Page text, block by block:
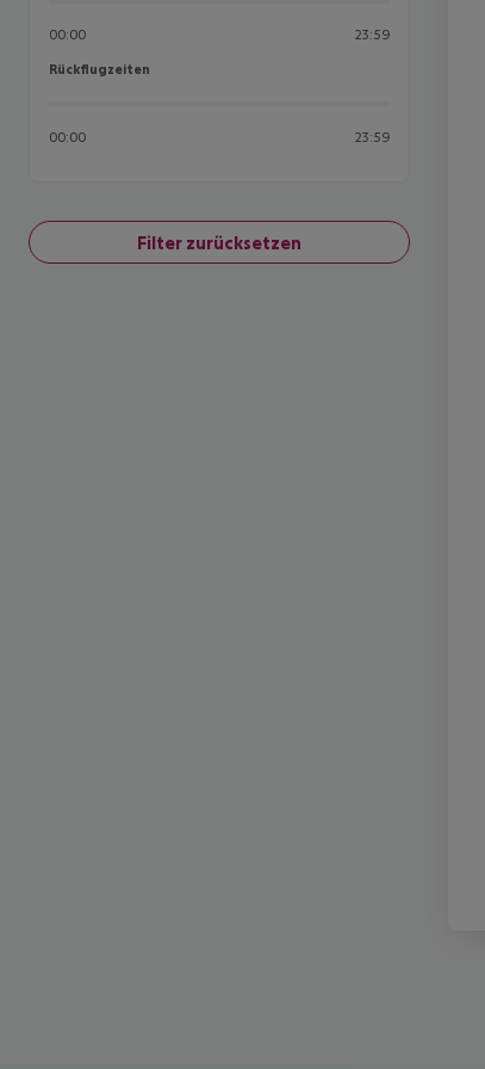
00:00 23:59
Rückflugzeiten
Rückflugzeiten
00:00 23:59
Filter zurücksetzen